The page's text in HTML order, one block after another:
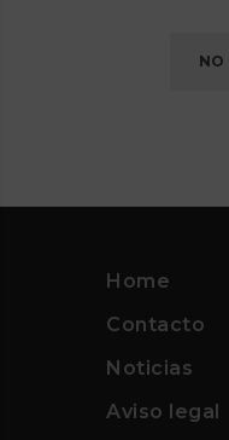
NO
Home
Contacto
Noticias
Aviso legal